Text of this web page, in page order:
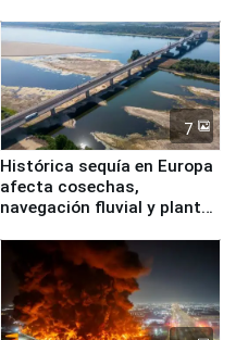
7
Histórica sequía en Europa
afecta cosechas,
navegación fluvial y plantas